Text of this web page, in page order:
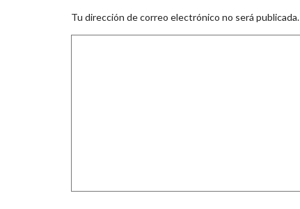
Tu dirección de correo electrónico no será publicada.